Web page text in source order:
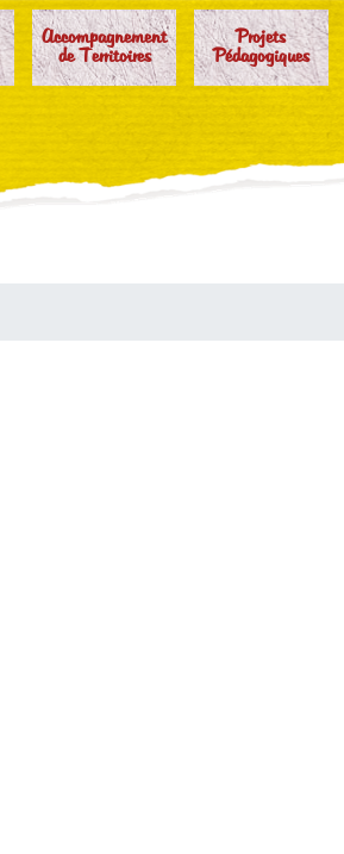
Accompagnement
de Territoires
Projets
Pédagogiques